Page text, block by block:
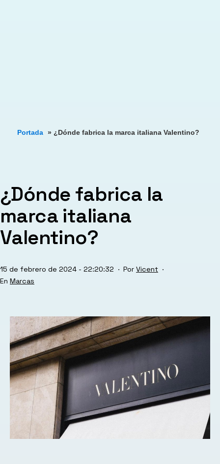
Portada » ¿Dónde fabrica la marca italiana Valentino?
¿Dónde fabrica la
marca italiana
Valentino?
Publicada
el
15 de febrero de 2024 - 22:20:32 Por Vicent
Categorizado
Marcas